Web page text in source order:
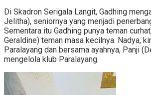
Di Skadron Serigala Langit, Gadhing
Jelitha), seniornya yang menjadi
Sementara itu Gadhing punya teman
Geraldine) teman masa kecilnya. Nadya,
Paralayang dan bersama ayahnya, Panji
mengelola klub Paralayang.